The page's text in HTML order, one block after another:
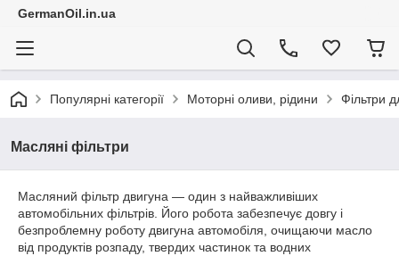
GermanOil.in.ua
Популярні категорії Моторні оливи, рідини Фільтри
Масляні фільтри
Масляний фільтр двигуна ― один з найважливіших
автомобільних фільтрів. Його робота забезпечує довгу і
безпроблемну роботу двигуна автомобіля, очищаючи масло
від продуктів розпаду, твердих частинок та водних